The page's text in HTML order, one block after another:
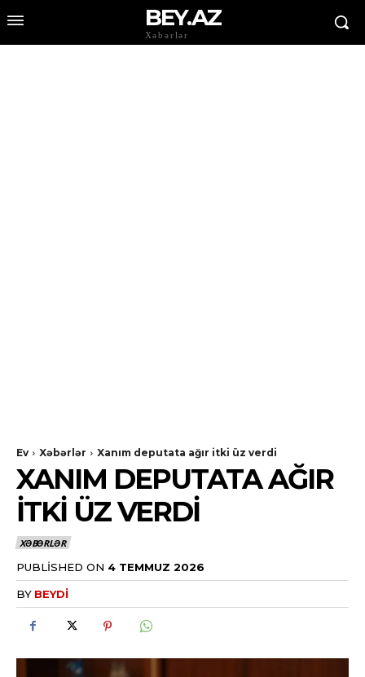
BEY.AZ
Xəbərlər
Ev Xəbərlər Xanım deputata ağır itki üz verdi
XANIM DEPUTATA AĞIR
ITKI ÜZ VERDI
XƏBƏRLƏR
PUBLISHED ON 4 TEMMUZ 2026
BY BEYDI